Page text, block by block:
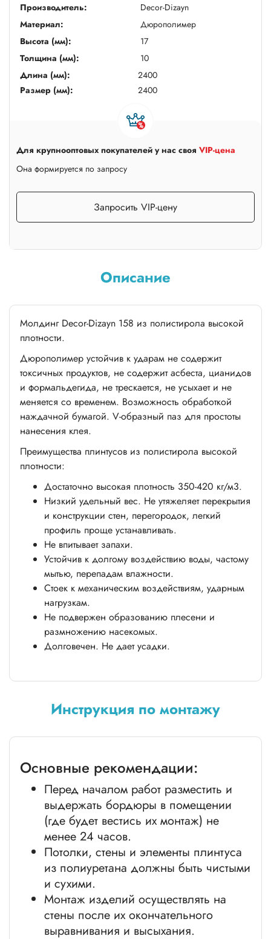
Производитель:
Decor-Dizayn
Материал:
Дюрополимер
Высота (мм):
17
Толщина (мм):
10
Длина (мм):
2400
Размер (мм):
2400
Для крупнооптовых покупателей у нас своя VIP-цена
Она формируется по запросу
Запросить VIP-цену
Описание
Молдинг Decor-Dizayn 158 из полистирола высокой
плотности.
Дюрополимер устойчив к ударам не содержит
токсичных продуктов, не содержит асбеста, цианидов
и формальдегида, не трескается, не усыхает и не
меняется со временем. Возможность обработкой
наждачной бумагой. V-образный паз для простоты
нанесения клея.
Преимущества плинтусов из полистирола высокой
плотности:
Достаточно высокая плотность 350-420 кг/м3.
Низкий удельный вес. Не утяжеляет перекрытия
и конструкции стен, перегородок, легкий
профиль проще устанавливать.
Не впитывает запахи.
Устойчив к долгому воздействию воды, частому
мытью, перепадам влажности.
Стоек к механическим воздействиям, ударным
нагрузкам.
Не подвержен образованию плесени и
размножению насекомых.
Долговечен. Не дает усадки.
Инструкция по монтажу
Основные рекомендации:
Перед началом работ разместить и
выдержать бордюры в помещении
(где будет вестись их монтаж) не
менее 24 часов.
Потолки, стены и элементы плинтуса
из полиуретана должны быть чистыми
и сухими.
Монтаж изделий осуществлять на
стены после их окончательного
выравнивания и высыхания.